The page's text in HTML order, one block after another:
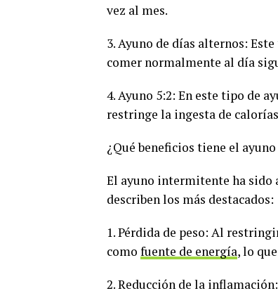
vez al mes.
3. Ayuno de días alternos:
comer normalmente al día
4. Ayuno 5:2: En este tipo de
restringe la ingesta de
¿Qué beneficios tiene el
El ayuno intermitente ha sido
describen los más destacados:
1. Pérdida de peso: Al
como fuente de energía, lo
2. Reducción de la